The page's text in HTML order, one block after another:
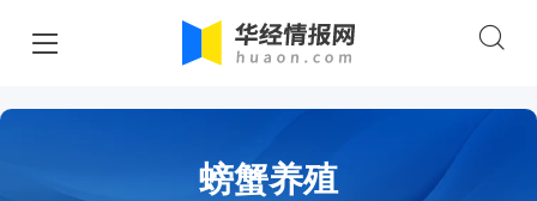
螃蟹养殖